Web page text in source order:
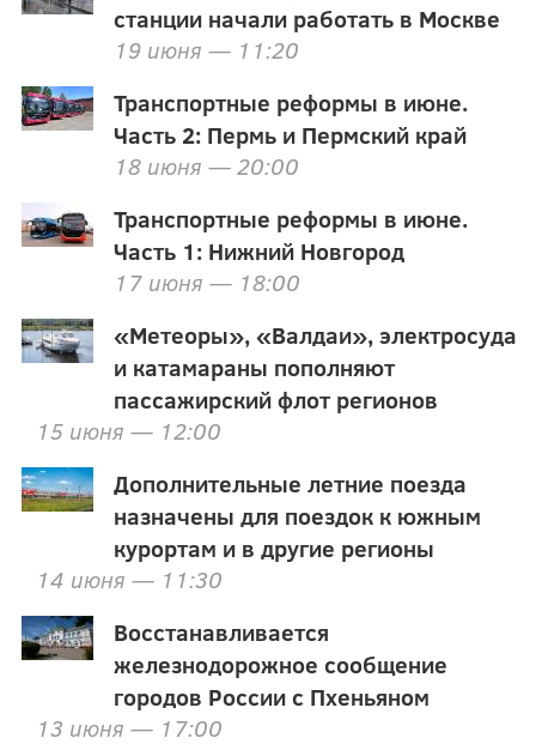
станции начали работать в Москве
19 июня — 11:20
Транспортные реформы в июне.
Часть 2: Пермь и Пермский край
18 июня — 20:00
Транспортные реформы в июне.
Часть 1: Нижний Новгород
17 июня — 18:00
«Метеоры», «Валдаи», электросуда
и катамараны пополняют
пассажирский флот регионов
15 июня — 12:00
Дополнительные летние поезда
назначены для поездок к южным
курортам и в другие регионы
14 июня — 11:30
Восстанавливается
железнодорожное сообщение
городов России с Пхеньяном
13 июня — 17:00